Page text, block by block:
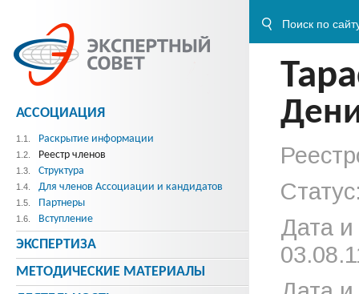
Дата
АССОЦИАЦИЯ
1.1. Раскрытие информации
1.2. Реестр членов
1.3. Структура
1.4. Для членов Ассоциации и кандидатов
1.5. Партнеры
1.6. Вступление
ЭКСПЕРТИЗА
МЕТОДИЧЕСКИE МАТЕРИАЛЫ